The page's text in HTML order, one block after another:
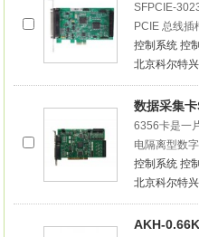
SFPCIE-
PCIE 总线
控制系统 控
北京科尔特
数据采集
6356卡是一
电隔离型数
控制系统 控
北京科尔特
AKH-